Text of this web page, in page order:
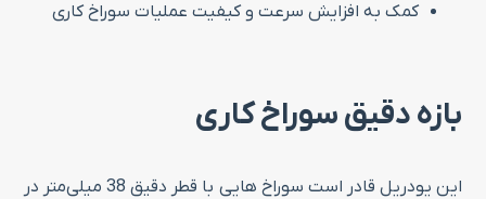
کمک به افزایش سرعت و کیفیت عملیات سوراخ‌ کاری
بازه دقیق سوراخ‌ کاری
این یودریل قادر است سوراخ‌ هایی با قطر دقیق 38 میلی‌متر در